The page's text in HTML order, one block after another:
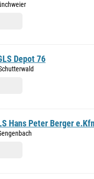
Depot 76
Hans Peter Berger